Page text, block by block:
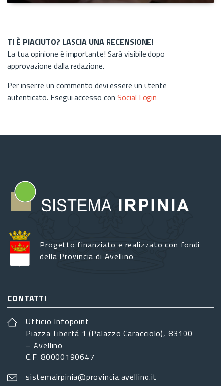
TI È PIACIUTO? LASCIA UNA RECENSIONE!
La tua opinione è importante! Sarà visibile dopo
approvazione dalla redazione.
Per inserire un commento devi essere un utente
autenticato. Esegui accesso con Social Login
Progetto finanziato e realizzato con fondi
della Provincia di Avellino
CONTATTI
Ufficio Infopoint
Piazza Libertá 1 (Palazzo Caracciolo), 83100
– Avellino
C.F. 80000190647
sistemairpinia@provincia.avellino.it